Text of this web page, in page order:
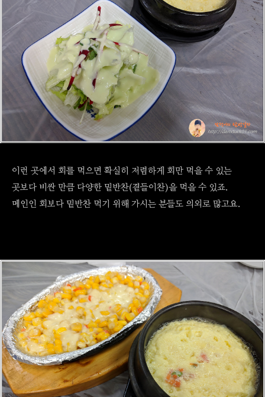
이런 곳에서 회를 먹으면 확실히 저렴하게 회만 먹을 수 있는
곳보다 비싼 만큼 다양한 밑반찬(곁들이찬)을 먹을 수 있죠.
메인인 회보다 밑반찬 먹기 위해 가시는 분들도 의외로 많고요.